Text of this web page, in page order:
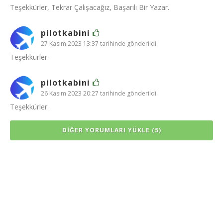
Teşekkürler, Tekrar Çalışacağız, Başarılı Bir Yazar.
pilotkabini
27 Kasım 2023 13:37 tarihinde gönderildi.
Teşekkürler.
pilotkabini
26 Kasım 2023 20:27 tarihinde gönderildi.
Teşekkürler.
DIĞER YORUMLARI YÜKLE (5)